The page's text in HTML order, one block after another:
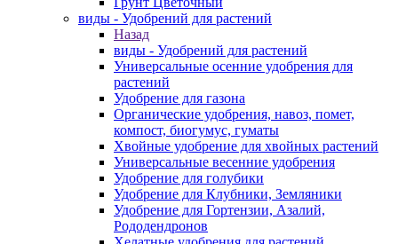
виды - Удобрений для растений
Назад
виды - Удобрений для растений
Универсальные осенние удобрения для
растений
Удобрение для газона
Органические удобрения, навоз, помет,
компост, биогумус, гуматы
Хвойные удобрение для хвойных растений
Универсальные весенние удобрения
Удобрение для голубики
Удобрение для Клубники, Земляники
Удобрение для Гортензии, Азалий,
Рододендронов